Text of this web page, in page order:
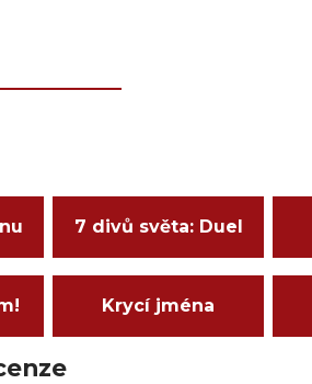
7 divů světa: Duel
Krycí jména